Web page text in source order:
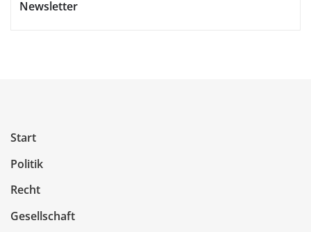
Newsletter
Start
Politik
Recht
Gesellschaft